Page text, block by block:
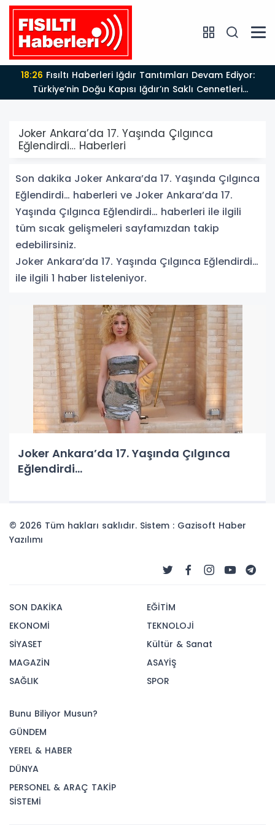
18:26
Türkiye’nin Doğu Kapısı Iğdır’ın Saklı Cennetleri
Keşfedilmeyi Bekliyor
Joker Ankara’da 17. Yaşında Çılgınca
Eğlendirdi… Haberleri
Son dakika Joker Ankara’da 17. Yaşında Çılgınca
Eğlendirdi… haberleri ve Joker Ankara’da 17.
Yaşında Çılgınca Eğlendirdi… haberleri ile ilgili
tüm sıcak gelişmeleri sayfamızdan takip
edebilirsiniz.
Joker Ankara’da 17. Yaşında Çılgınca Eğlendirdi…
ile ilgili 1 haber listeleniyor.
Joker Ankara’da 17. Yaşında Çılgınca
Eğlendirdi…
© 2026 Tüm hakları saklıdır. Sistem : Gazisoft Haber
Yazılımı
SON DAKİKA
EKONOMİ
SİYASET
MAGAZİN
SAĞLIK
EĞİTİM
TEKNOLOJİ
Kültür & Sanat
ASAYİŞ
SPOR
Bunu Biliyor Musun?
GÜNDEM
YEREL & HABER
DÜNYA
PERSONEL & ARAÇ TAKİP
SİSTEMİ